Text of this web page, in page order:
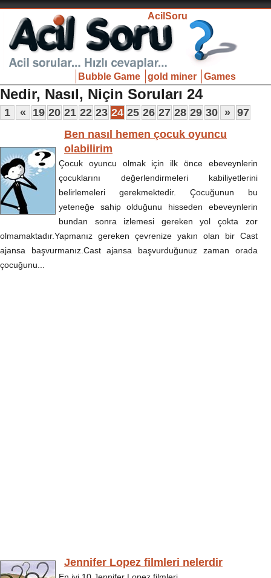
Games
gold miner
Bubble Game
AcilSoru
Nedir, Nasıl, Niçin Soruları 24
1 « 19 20 21 22 23 24 25 26 27 28 29 30 » 97
Ben nasıl hemen çocuk oyuncu
olabilirim
Çocuk oyuncu olmak için ilk önce ebeveynlerin
çocuklarını değerlendirmeleri kabiliyetlerini
belirlemeleri gerekmektedir. Çocuğunun bu
yeteneğe sahip olduğunu hisseden ebeveynlerin
bundan sonra izlemesi gereken yol çokta zor
olmamaktadır.Yapmanız gereken çevrenize yakın olan bir Cast
ajansa başvurmanız.Cast ajansa başvurduğunuz zaman orada
çocuğunu...
Jennifer Lopez filmleri nelerdir